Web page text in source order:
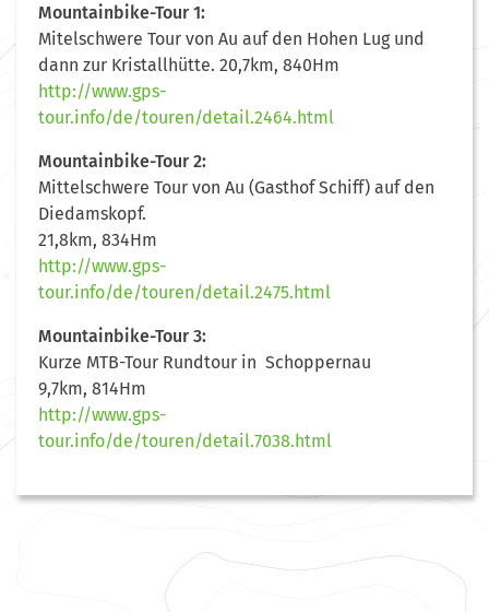
Mountainbike-Tour 1:
Mitelschwere Tour von Au auf den Hohen Lug und
dann zur Kristallhütte. 20,7km, 840Hm
http://www.gps-
tour.info/de/touren/detail.2464.html
Mountainbike-Tour 2:
Mittelschwere Tour von Au (Gasthof Schiff) auf den
Diedamskopf.
21,8km, 834Hm
http://www.gps-
tour.info/de/touren/detail.2475.html
Mountainbike-Tour 3:
Kurze MTB-Tour Rundtour in Schoppernau
9,7km, 814Hm
http://www.gps-
tour.info/de/touren/detail.7038.html